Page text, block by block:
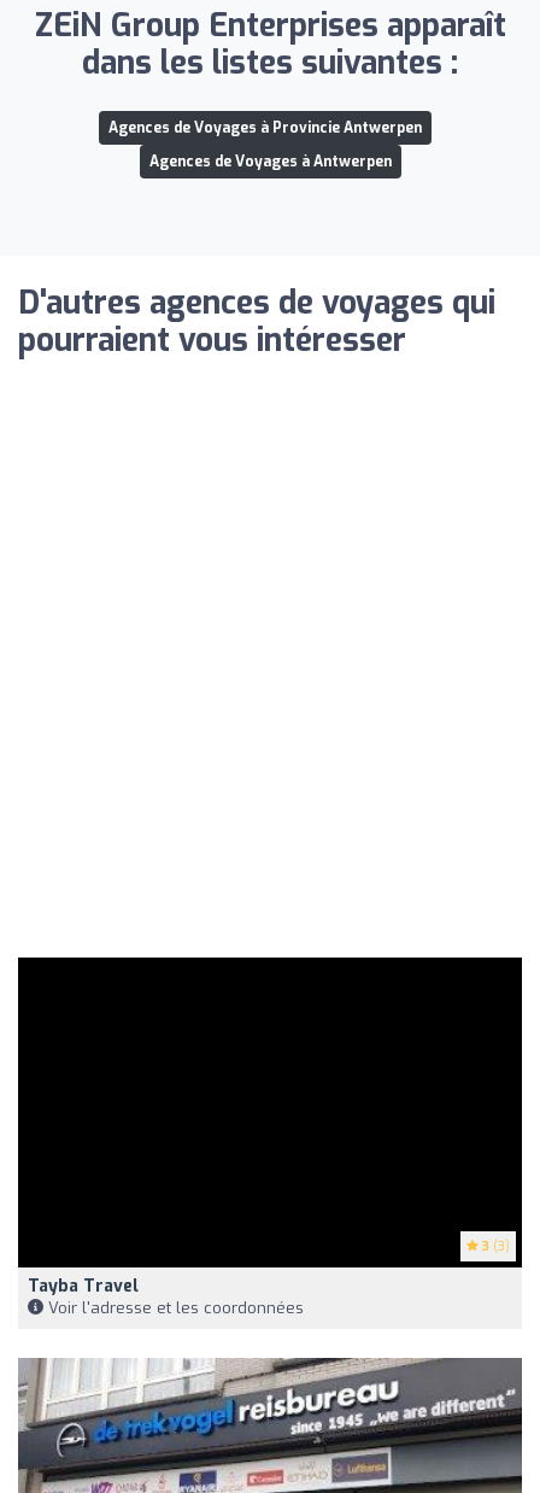
ZEiN Group Enterprises apparaît
dans les listes suivantes :
Agences de Voyages à Provincie Antwerpen
Agences de Voyages à Antwerpen
D'autres agences de voyages qui
pourraient vous intéresser
3 (3)
Tayba Travel
Voir l'adresse et les coordonnées